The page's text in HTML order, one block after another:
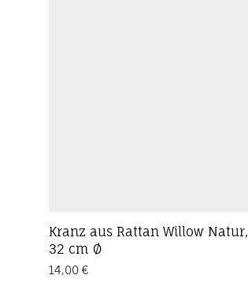
Kranz aus Rattan Willow Natur,
32 cm Ø
14,00 €